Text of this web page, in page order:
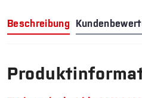
Beschreibung